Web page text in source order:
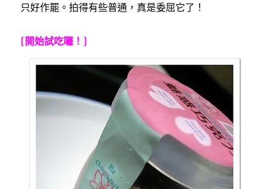
只好作罷。拍得有些普通，真是委屈它了！
[開始試吃囉！]